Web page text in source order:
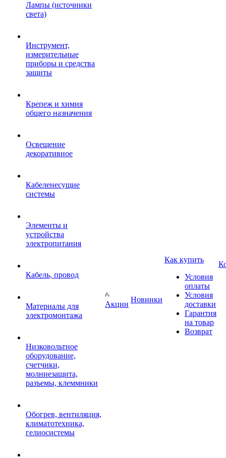
Лампы (источники
света)
Инструмент,
измерительные
приборы и средства
защиты
Крепеж и химия
общего назначения
Освещение
декоративное
Кабеленесущие
системы
Элементы и
устройства
электропитания
Кабель, провод
Материалы для
электромонтажа
Низковольтное
оборудование,
счетчики,
молниезащита,
разъемы, клеммники
Обогрев, вентиляция,
климатотехника,
гелиосистемы
Акции
Новинки
Как купить
Условия
оплаты
Условия
доставки
Гарантия
на товар
Возврат